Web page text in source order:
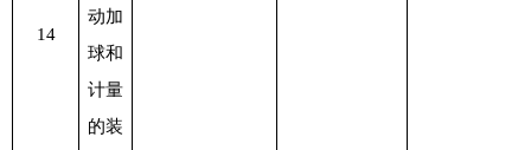
14
动加
球和
计量
的装